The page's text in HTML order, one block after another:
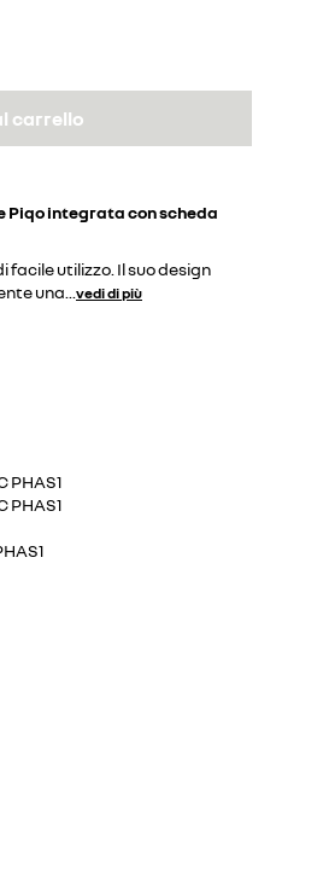
carrello
Piqo integrata con scheda
utilizzo. Il suo design
una
vedi di più
PHAS1
PHAS1